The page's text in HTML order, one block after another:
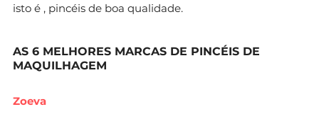
isto é , pincéis de boa qualidade.
AS 6 MELHORES MARCAS DE PINCÉIS DE
MAQUILHAGEM
Zoeva